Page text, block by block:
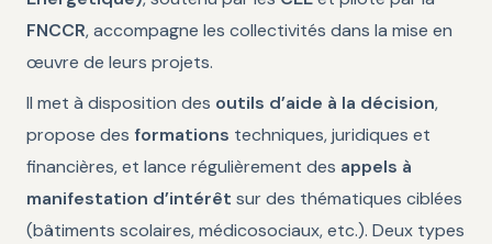
FNCCR, accompagne les collectivités dans la mise en
œuvre de leurs projets.
Il met à disposition des outils d’aide à la décision,
propose des formations techniques, juridiques et
financières, et lance régulièrement des appels à
manifestation d’intérêt sur des thématiques ciblées
(bâtiments scolaires, médicosociaux, etc.). Deux types